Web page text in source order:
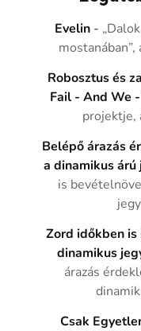
Evelin -
Robosztus és
Fail - And We
projektje,
Belépő árazás
a dinamikus
is
Zord időkben
dinamikus
árazás
Csak